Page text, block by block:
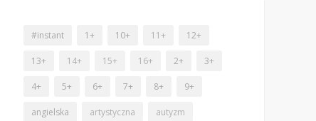
#instant 1+ 10+ 11+ 12+
13+ 14+ 15+ 16+ 2+ 3+
4+ 5+ 6+ 7+ 8+ 9+
angielska artystyczna autyzm